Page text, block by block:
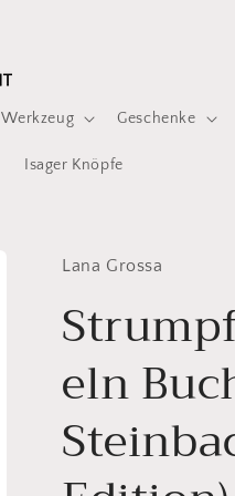
Werkzeug Geschenke
Isager Knöpfe
Lana Grossa
eln